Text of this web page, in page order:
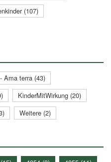
(107)
Ama terra (43)
KinderMitWirkung (20)
Weitere (2)